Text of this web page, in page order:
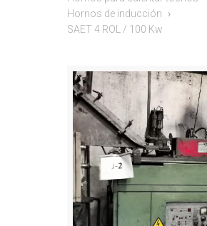
Hornos de inducción
SAET 4 ROL / 100 Kw